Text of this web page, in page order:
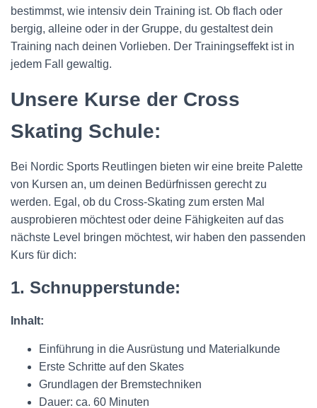
bestimmst, wie intensiv dein Training ist. Ob flach oder
bergig, alleine oder in der Gruppe, du gestaltest dein
Training nach deinen Vorlieben. Der Trainingseffekt ist in
jedem Fall gewaltig.
Unsere Kurse der Cross
Skating Schule:
Bei Nordic Sports Reutlingen bieten wir eine breite Palette
von Kursen an, um deinen Bedürfnissen gerecht zu
werden. Egal, ob du Cross-Skating zum ersten Mal
ausprobieren möchtest oder deine Fähigkeiten auf das
nächste Level bringen möchtest, wir haben den passenden
Kurs für dich:
1. Schnupperstunde:
Inhalt:
Einführung in die Ausrüstung und Materialkunde
Erste Schritte auf den Skates
Grundlagen der Bremstechniken
Dauer: ca. 60 Minuten